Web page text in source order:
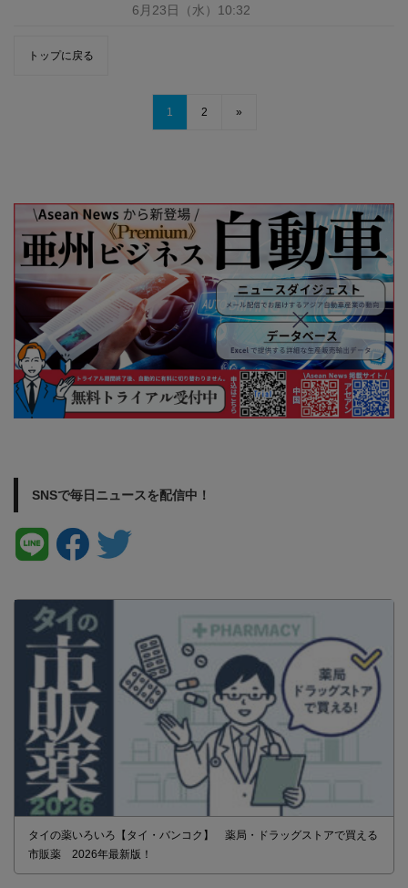
6月23日 （水） 10:32
トップに戻る
1 2 »
SNSで毎日ニュースを配信中！
タイの薬いろいろ【タイ・バンコク】 薬局・ドラッグストアで買える
市販薬 2026年最新版！